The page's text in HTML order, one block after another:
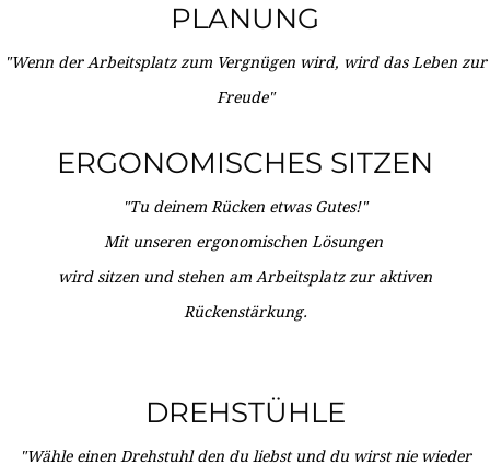
PLANUNG
"Wenn der Arbeitsplatz zum Vergnügen wird, wird das Leben zur
Freude"
ERGONOMISCHES SITZEN
"Tu deinem Rücken etwas Gutes!"
Mit unseren ergonomischen Lösungen
wird sitzen und stehen am Arbeitsplatz zur aktiven
Rückenstärkung.
DREHSTÜHLE
"Wähle einen Drehstuhl den du liebst und du wirst nie wieder